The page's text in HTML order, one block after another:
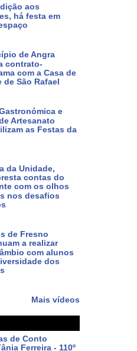
aos
há festa em
de Angra
contrato-
com a Casa de
de São Rafael
e
Artesanato
as Festas da
da Unidade,
contas do
com os olhos
nos desafios
de Fresno
a realizar
com alunos
dos
Mais vídeos
de Conto
Ferreira - 110º